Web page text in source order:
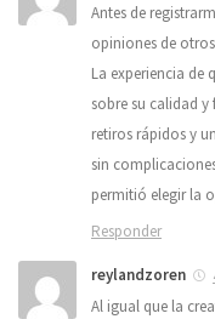
Antes de
opiniones de
La experiencia de
sobre su calidad y
retiros rápidos y
sin
permitió elegir la
Responder
reylandzoren
Al igual que la